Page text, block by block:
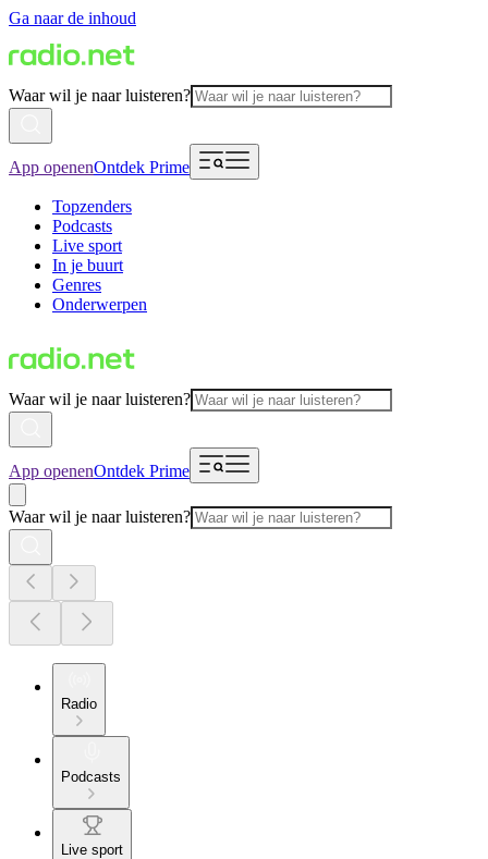
Ga naar de inhoud
Waar wil je naar luisteren?
App openenOntdek Prime
Topzenders
Podcasts
Live sport
In je buurt
Genres
Onderwerpen
Waar wil je naar luisteren?
App openenOntdek Prime
Waar wil je naar luisteren?
Radio
Podcasts
Live sport